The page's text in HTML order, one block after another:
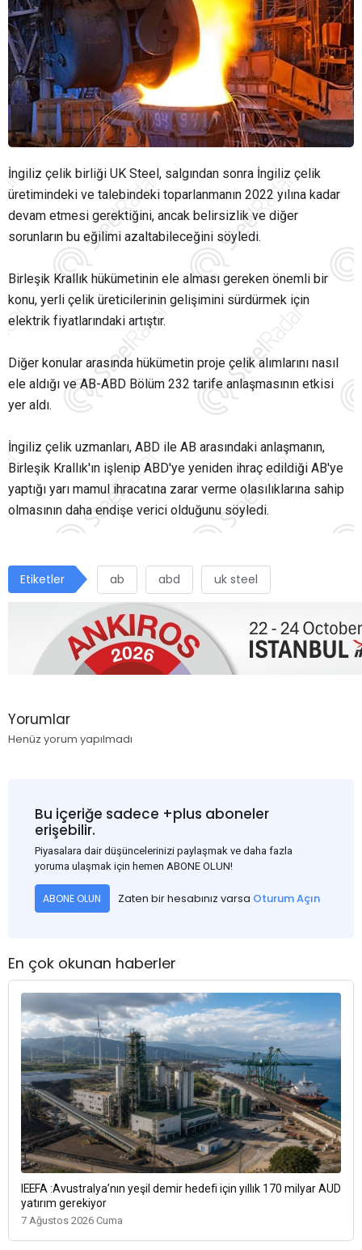
İngiliz çelik birliği UK Steel, salgından sonra İngiliz çelik
üretimindeki ve talebindeki toparlanmanın 2022 yılına kadar
devam etmesi gerektiğini, ancak belirsizlik ve diğer
sorunların bu eğilimi azaltabileceğini söyledi.
Birleşik Krallık hükümetinin ele alması gereken önemli bir
konu, yerli çelik üreticilerinin gelişimini sürdürmek için
elektrik fiyatlarındaki artıştır.
Diğer konular arasında hükümetin proje çelik alımlarını nasıl
ele aldığı ve AB-ABD Bölüm 232 tarife anlaşmasının etkisi
yer aldı.
İngiliz çelik uzmanları, ABD ile AB arasındaki anlaşmanın,
Birleşik Krallık'ın işlenip ABD'ye yeniden ihraç edildiği AB'ye
yaptığı yarı mamul ihracatına zarar verme olasılıklarına sahip
olmasının daha endişe verici olduğunu söyledi.
Etiketler ab abd uk steel
Yorumlar
Henüz yorum yapılmadı
Bu içeriğe sadece +plus aboneler
erişebilir.
Piyasalara dair düşüncelerinizi paylaşmak ve daha fazla
yoruma ulaşmak için hemen ABONE OLUN!
ABONE OLUN Zaten bir hesabınız varsa Oturum Açın
En çok okunan haberler
IEEFA :Avustralya’nın yeşil demir hedefi için yıllık 170 milyar AUD
yatırım gerekiyor
7 Ağustos 2026 Cuma